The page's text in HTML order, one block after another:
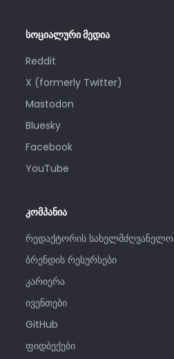
სოციალური მედია
Reddit
X (formerly Twitter)
Mastodon
Bluesky
Facebook
YouTube
კომპანია
რედაქტორის სახელმძღვანელო
ბრენდის რესურსები
კარიერა
ივენთები
GitHub
ფიდბექები